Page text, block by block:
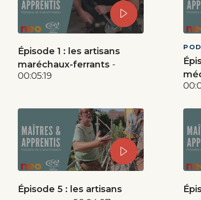
Épisode 1 : les artisans
maréchaux-ferrants
00:05:19
Épisode 5 : les artisans